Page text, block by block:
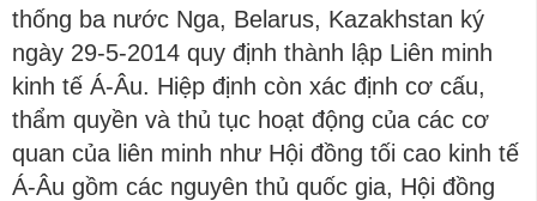
thống ba nước Nga, Belarus, Kazakhstan ký
ngày 29-5-2014 quy định thành lập Liên minh
kinh tế Á-Âu. Hiệp định còn xác định cơ cấu,
thẩm quyền và thủ tục hoạt động của các cơ
quan của liên minh như Hội đồng tối cao kinh tế
Á-Âu gồm các nguyên thủ quốc gia, Hội đồng